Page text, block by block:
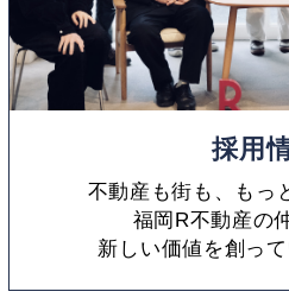
採用
不動産も街も、もっ
福岡R不動産の
新しい価値を創って